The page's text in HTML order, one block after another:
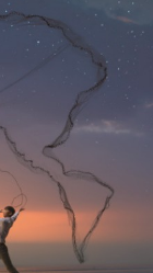
명편